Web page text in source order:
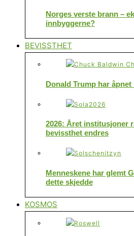
Norges verste brann –
innbyggerne?
BEVISSTHET
Donald Trump har åpnet
2026: Året institusjoner
bevissthet endres
Menneskene har glemt
dette skjedde
KOSMOS